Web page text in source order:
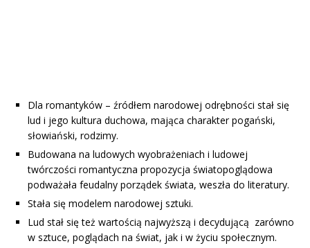
Dla romantyków – źródłem narodowej odrębności stał się
lud i jego kultura duchowa, mająca charakter pogański,
słowiański, rodzimy.
Budowana na ludowych wyobrażeniach i ludowej
twórczości romantyczna propozycja światopoglądowa
podważała feudalny porządek świata, weszła do literatury.
Stała się modelem narodowej sztuki.
Lud stał się też wartością najwyższą i decydującą zarówno
w sztuce, poglądach na świat, jak i w życiu społecznym.